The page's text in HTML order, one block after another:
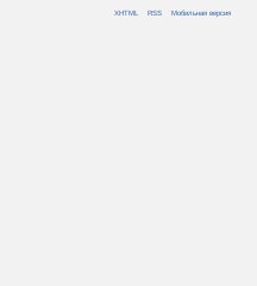
XHTML RSS Мобильная версия